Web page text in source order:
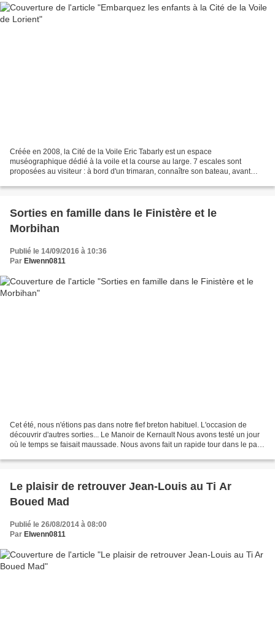
Créée en 2008, la Cité de la Voile Eric Tabarly est un espace
muséographique dédié à la voile et la course au large. 7 escales sont
proposées au visiteur : à bord d'un trimaran, connaître son bateau, avant
Sorties en famille dans le Finistère et le
Morbihan
Publié le 14/09/2016 à 10:36
Par Elwenn0811
Cet été, nous n'étions pas dans notre fief breton habituel. L'occasion de
découvrir d'autres sorties... Le Manoir de Kernault Nous avons testé un jour
où le temps se faisait maussade. Nous avons fait un rapide tour dans le parc
Le plaisir de retrouver Jean-Louis au Ti Ar
Boued Mad
Publié le 26/08/2014 à 08:00
Par Elwenn0811